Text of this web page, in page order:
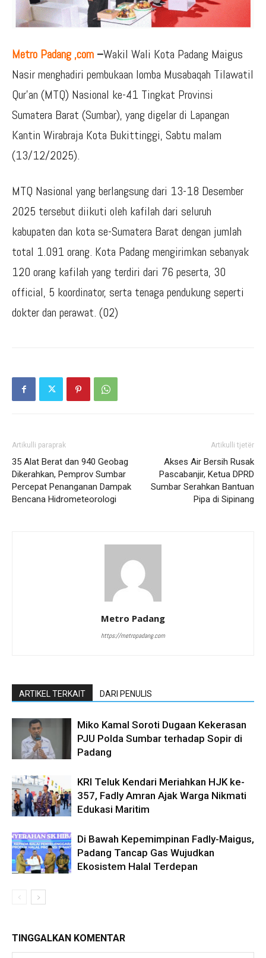
Metro Padang ,com –Wakil Wali Kota Padang Maigus
Nasir menghadiri pembukaan lomba Musabaqah Tilawatil
Qur’an (MTQ) Nasional ke-41 Tingkat Provinsi
Sumatera Barat (Sumbar), yang digelar di Lapangan
Kantin Wirabraja Kota Bukittinggi, Sabtu malam
(13/12/2025).
MTQ Nasional yang berlangsung dari 13-18 Desember
2025 tersebut diikuti oleh kafilah dari seluruh
kabupaten dan kota se-Sumatera Barat dengan jumlah
total 1.091 orang. Kota Padang mengirimkan sebanyak
120 orang kafilah yang terdiri dari 76 peserta, 30
official, 5 koordinator, serta tenaga pendukung seperti
dokter dan perawat. (02)
Artikulli paraprak
35 Alat Berat dan 940 Geobag
Dikerahkan, Pemprov Sumbar
Percepat Penanganan Dampak
Bencana Hidrometeorologi
Artikulli tjetër
Akses Air Bersih Rusak
Pascabanjir, Ketua DPRD
Sumbar Serahkan Bantuan
Pipa di Sipinang
Metro Padang
https://metropadang.com
ARTIKEL TERKAIT DARI PENULIS
Miko Kamal Soroti Dugaan Kekerasan
PJU Polda Sumbar terhadap Sopir di
Padang
KRI Teluk Kendari Meriahkan HJK ke-
357, Fadly Amran Ajak Warga Nikmati
Edukasi Maritim
Di Bawah Kepemimpinan Fadly-Maigus,
Padang Tancap Gas Wujudkan
Ekosistem Halal Terdepan
TINGGALKAN KOMENTAR